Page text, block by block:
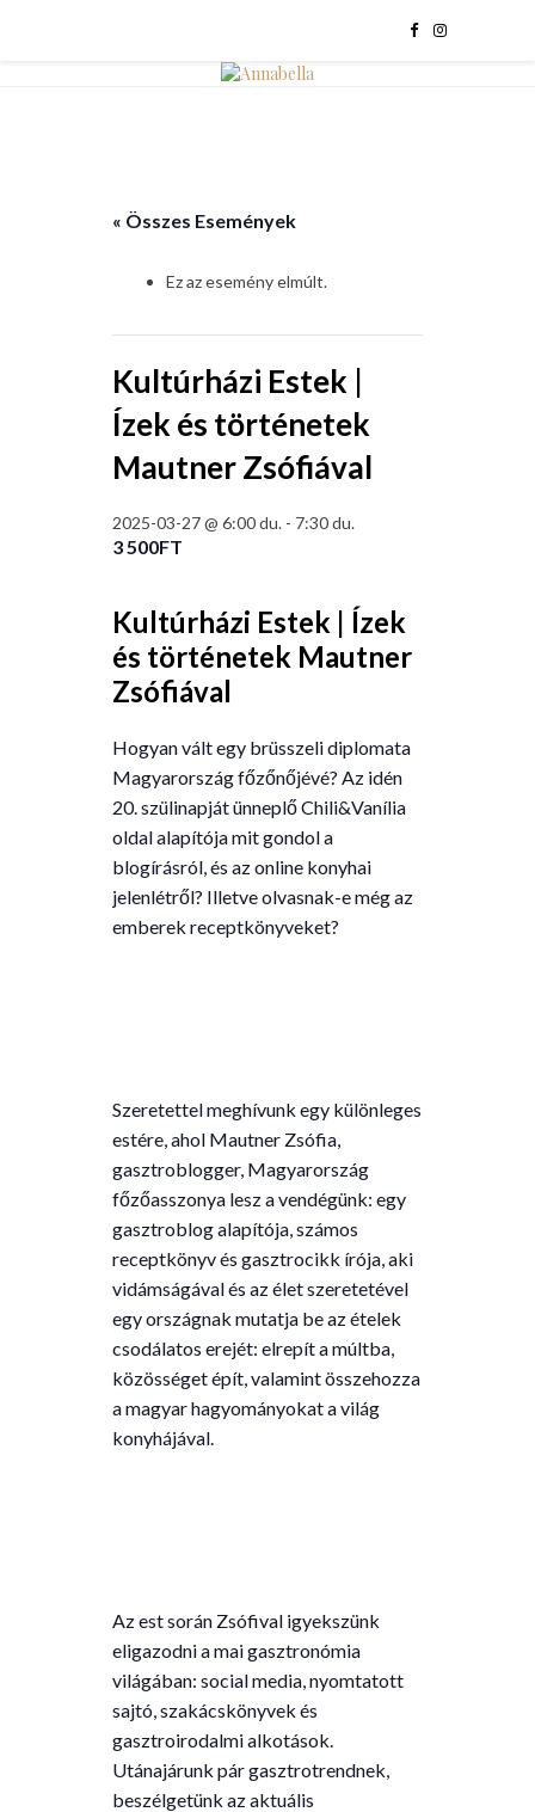
« Összes Események
Ez az esemény elmúlt.
Kultúrházi Estek |
Ízek és történetek
Mautner Zsófiával
2025-03-27 @ 6:00 du. - 7:30 du.
3 500FT
Kultúrházi Estek | Ízek
és történetek Mautner
Zsófiával
Hogyan vált egy brüsszeli diplomata
Magyarország főzőnőjévé? Az idén
20. szülinapját ünneplő Chili&Vanília
oldal alapítója mit gondol a
blogírásról, és az online konyhai
jelenlétről? Illetve olvasnak-e még az
emberek receptkönyveket?
Szeretettel meghívunk egy különleges
estére, ahol Mautner Zsófia,
gasztroblogger, Magyarország
főzőasszonya lesz a vendégünk: egy
gasztroblog alapítója, számos
receptkönyv és gasztrocikk írója, aki
vidámságával és az élet szeretetével
egy országnak mutatja be az ételek
csodálatos erejét: elrepít a múltba,
közösséget épít, valamint összehozza
a magyar hagyományokat a világ
konyhájával.
Az est során Zsófival igyekszünk
eligazodni a mai gasztronómia
világában: social media, nyomtatott
sajtó, szakácskönyvek és
gasztroirodalmi alkotások.
Utánajárunk pár gasztrotrendnek,
beszélgetünk az aktuális